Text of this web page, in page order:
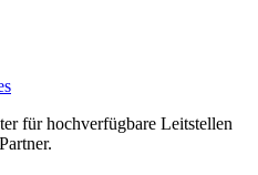
für hochverfügbare Leitstellen